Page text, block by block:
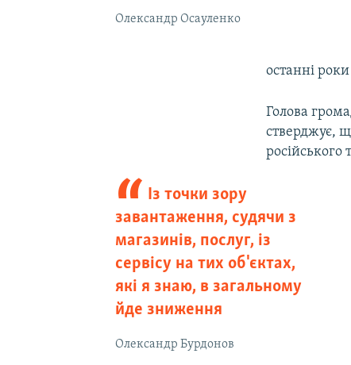
Олександр Осауленко
останні
Голова
стверджує,
російського
Із точки зору
завантаження, судячи з
магазинів, послуг, із
сервісу на тих об'єктах,
які я знаю, в загальному
йде зниження
Олександр Бурдонов